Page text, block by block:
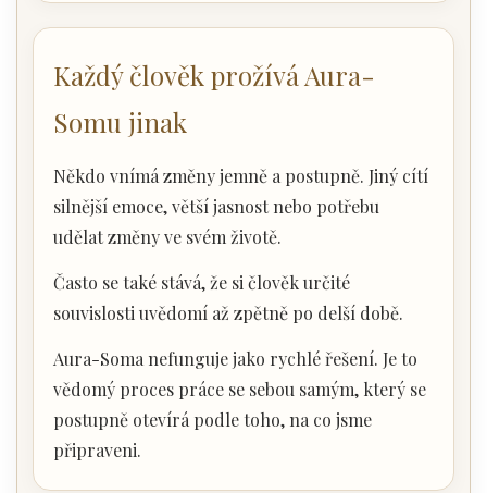
Každý člověk prožívá Aura-
Somu jinak
Někdo vnímá změny jemně a postupně. Jiný cítí
silnější emoce, větší jasnost nebo potřebu
udělat změny ve svém životě.
Často se také stává, že si člověk určité
souvislosti uvědomí až zpětně po delší době.
Aura-Soma nefunguje jako rychlé řešení. Je to
vědomý proces práce se sebou samým, který se
postupně otevírá podle toho, na co jsme
připraveni.